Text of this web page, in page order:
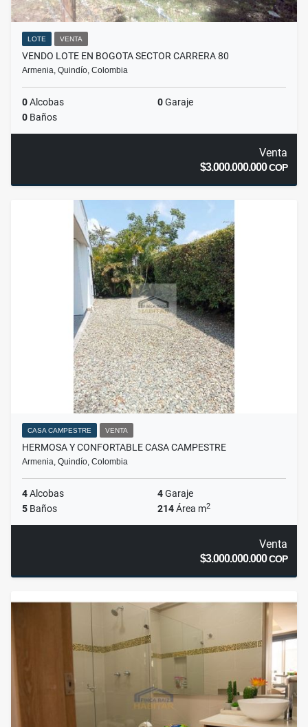
LOTE VENTA
VENDO LOTE EN BOGOTA SECTOR CARRERA 80
Armenia, Quindío, Colombia
0Alcobas 0Garaje
0 Baños
Venta
$3.000.000.000COP
CASA CAMPESTRE VENTA
HERMOSA Y CONFORTABLE CASA CAMPESTRE
Armenia, Quindío, Colombia
4Alcobas 4Garaje
5 Baños 214Área m2
Venta
$3.000.000.000COP